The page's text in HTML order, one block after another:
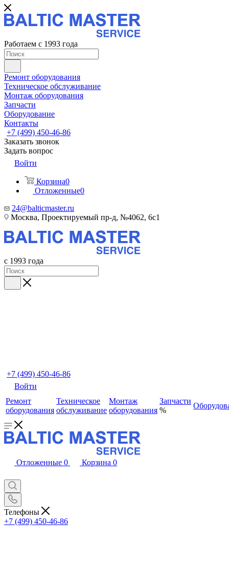
Работаем с 1993 года
Ремонт оборудования
Техническое обслуживание
Монтаж оборудования
Запчасти
Оборудование
Контакты
+7 (499) 450-46-86
Заказать звонок
Задать вопрос
Войти
Корзина0
Отложенные0
24@balticmaster.ru
Москва, Проектируемый пр-д, №4062, 6с1
с 1993 года
+7 (499) 450-46-86
Войти
Ремонт
оборудования
Техническое
обслуживание
Монтаж
оборудования
Запчасти
%
Отложенные 0 Корзина 0
Телефоны
+7 (499) 450-46-86